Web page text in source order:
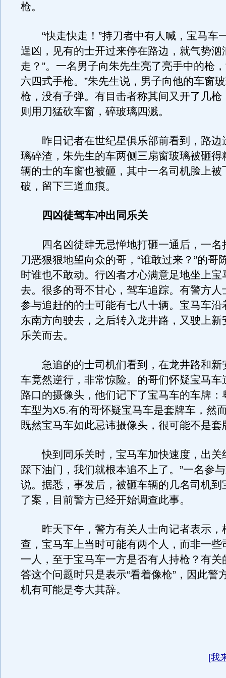
枪。
“快走快走！”持刀者中有人喊，宝马车
逞凶，见有的士开过来停在路边，就气势汹
走？”。一名男子向朱先生亮了亮手中的枪
六四式手枪。”朱先生说，男子向他的车窗
枪，没有子弹。有目击者称其间又开了几枪
则用刀猛砍车窗，碎玻璃四溅。
昨日记者在世纪星俱乐部前看到，路边
璃碎渣，朱先生的车两侧三扇窗玻璃被砸得
辆的士的车窗也被砸，其中一名司机脸上被
破，留下三道血痕。
四凶徒驾车冲出同乐关
四名凶徒肆无忌惮地打砸一通后，一名
刀恶狠狠地望向众的哥，“谁敢过来？”的哥
时谁也不敢动。行凶者才心满意足地坐上宝
去。很多的哥不甘心，驾车追踪。有警方人
参与追赶的的士可能有七八十辆。宝马车沿
东南方向驶去，之后转入龙井路，又驶上新
乐关而去。
急追的的士司机们看到，在龙井路和新
车竟然逆行，非常惊险。的哥们怀疑宝马车
路口的摄像头，他们记下了宝马车的车牌：
车型为X5.有的哥怀疑宝马车是套牌车，然
既然宝马车如此忌讳摄像头，很可能不是套
快到同乐关时，宝马车加快速度，出关
踩下油门，我们就根本追不上了。”一名参
说。据悉，事发后，被砸车辆的几名司机到
了案，目前警方已经开始调查此事。
昨天下午，警方有关人士向记者表示，
查，宝马车上当时可能有两个人，而非一些
一人，至于宝马车一方是否有人持枪？有关
答这个问题时只是表示“看着像枪”，因此警
机有可能是夸大其辞。
[我